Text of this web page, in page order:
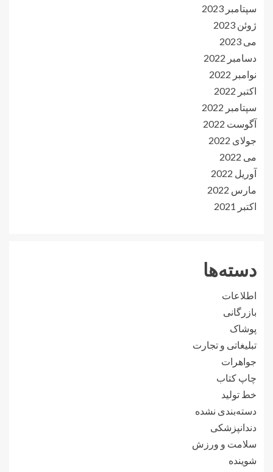
سپتامبر 2023
ژوئن 2023
می 2023
دسامبر 2022
نوامبر 2022
اکتبر 2022
سپتامبر 2022
آگوست 2022
جولای 2022
می 2022
آوریل 2022
مارس 2022
اکتبر 2021
دسته‌ها
اطلاعات
بازرگانی
پوشاک
تبلیغاتی و تجارت
جواهرات
چاپ کتاب
خط تولید
دسته‌بندی نشده
دندانپزشکی
سلامت و ورزش
شوینده